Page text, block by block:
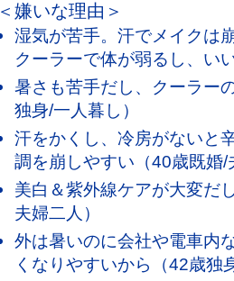
＜嫌いな理由＞
湿気が苦手。汗でメイクは
クーラーで体が弱るし、い
暑さも苦手だし、クーラー
独身/一人暮し）
汗をかくし、冷房がないと
調を崩しやすい（40歳既婚/
美白＆紫外線ケアが大変だ
夫婦二人）
外は暑いのに会社や電車内
くなりやすいから（42歳独